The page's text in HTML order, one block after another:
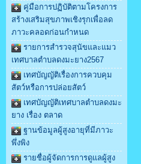
คู่มือการปฏิบัติตามโครงการ
สร้างเสริมสุขภาพเชิงรุกเพื่อลด
ภาวะคลอดก่อนกำหนด
รายการสำรวจสุนัขและแมว
เทศบาลตำบลดงมะยาง2567
เทศบัญญัติเรื่องการควบคุม
สัตว์หรือการปล่อยสัตว์
เทศบัญญัติเทศบาลตำบลดงมะ
ยาง เรื่อง ตลาด
ฐานข้อมูลผู้สูงอายุที่มีภาวะ
พึ่งพิง
รายชื่อผู้จัดการการดูแลผู้สูง